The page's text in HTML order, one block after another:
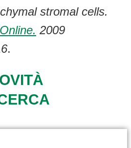
stromal cells.
2009
.